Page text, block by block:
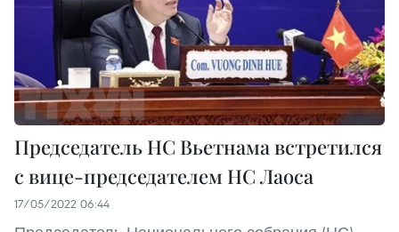
Председатель НС Вьетнама встретился
с вице-председателем НС Лаоса
17/05/2022 06:44